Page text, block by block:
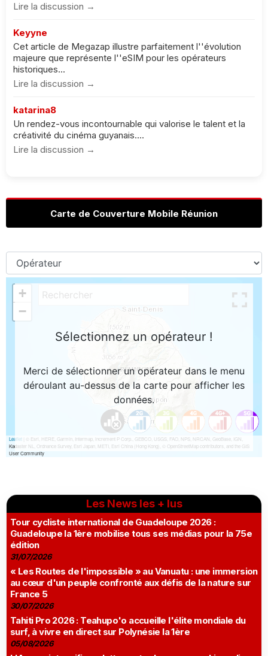
Lire la discussion →
Keyyne
Cet article de Megazap illustre parfaitement l''évolution
majeure que représente l''eSIM pour les opérateurs
historiques...
Lire la discussion →
katarina8
Un rendez-vous incontournable qui valorise le talent et la
créativité du cinéma guyanais....
Lire la discussion →
Carte de Couverture Mobile Réunion
Les News les + lus
Tour cycliste international de Guadeloupe 2026 :
Guadeloupe la 1ère mobilise tous ses médias pour la 75e
édition
31/07/2026
« Les Routes de l'impossible » au Vanuatu : une immersion
au cœur d'un peuple confronté aux défis de la nature sur
France 5
30/07/2026
Tahiti Pro 2026 : Teahupo'o accueille l'élite mondiale du
surf, à vivre en direct sur Polynésie la 1ère
05/08/2026